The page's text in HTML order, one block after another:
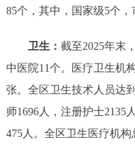
85个，其中，国家级5个，
卫生： 截至2025年末
中医院11个。医疗卫生机
张。全区卫生技术人员达
师1696人，注册护士2135
475人。全区卫生医疗机